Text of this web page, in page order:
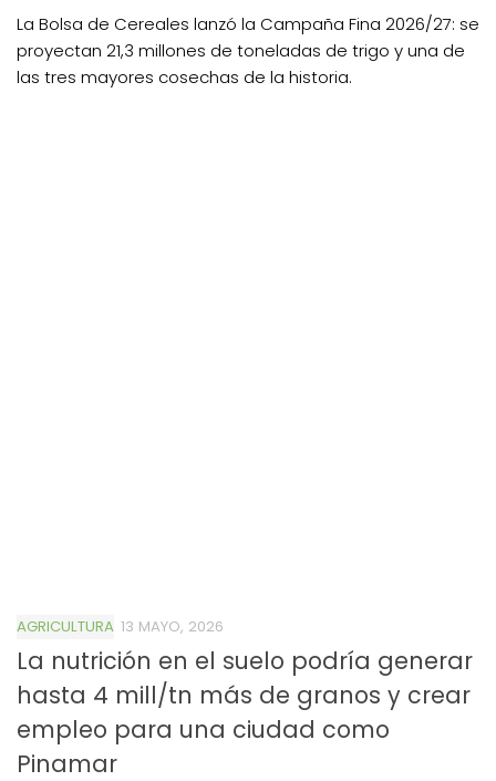
La Bolsa de Cereales lanzó la Campaña Fina 2026/27: se
proyectan 21,3 millones de toneladas de trigo y una de
las tres mayores cosechas de la historia.
AGRICULTURA 13 MAYO, 2026
La nutrición en el suelo podría generar
hasta 4 mill/tn más de granos y crear
empleo para una ciudad como
Pinamar